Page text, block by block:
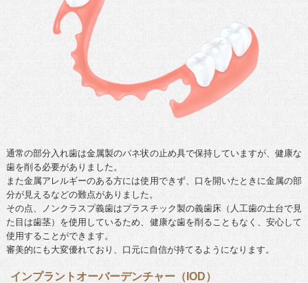
通常の部分入れ歯は金属製のバネ状の止め具で保持していますが、健康な
歯を削る必要がありました。
また金属アレルギーのある方には使用できず、口を開いたときに金属の部
分が見えるなどの難点がありました。
その点、ノンクラスプ義歯はプラスチック製の義歯床（人工歯の土台で見
た目は歯茎）を使用しているため、健康な歯を削ることもなく、安心して
使用することができます。
審美的にも大変優れており、口元に自信が持てるようになります。
インプラントオーバーデンチャー（IOD）